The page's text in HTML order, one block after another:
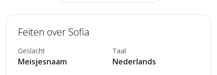
Feiten over Sofia
Geslacht
Meisjesnaam
Taal
Nederlands